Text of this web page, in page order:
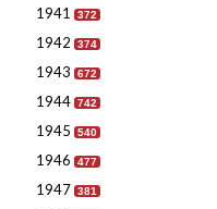
1941 372
1942 374
1943 672
1944 742
1945 540
1946 477
1947 381